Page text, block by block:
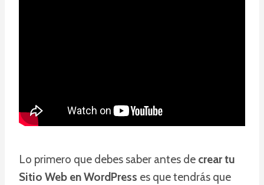
Lo primero que debes saber antes de crear tu
Sitio Web en WordPress es que tendrás que